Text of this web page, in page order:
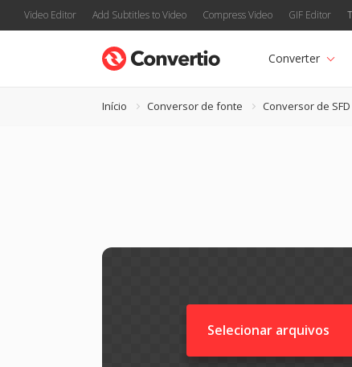
Video Editor Add Subtitles to Video Compress Video GIF Editor
Converter
Início Conversor de fonte Conversor de SFD
Selecionar arquivos